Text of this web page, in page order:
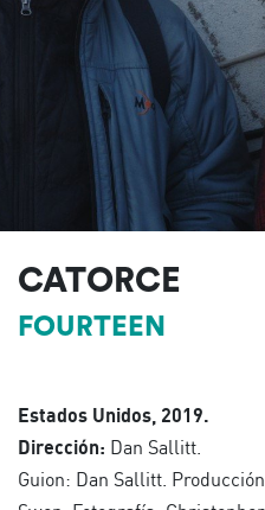
CATORCE
FOURTEEN
Estados Unidos, 2019.
Dirección: Dan Sallitt.
Guion: Dan Sallitt.